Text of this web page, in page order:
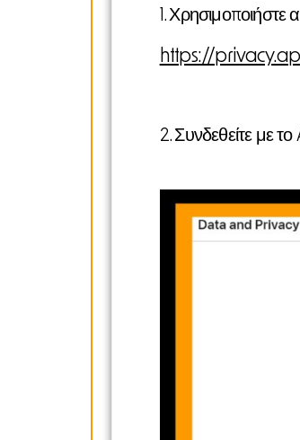
1. Χρησιμοποιήστε
https://
2. Συνδεθείτε με